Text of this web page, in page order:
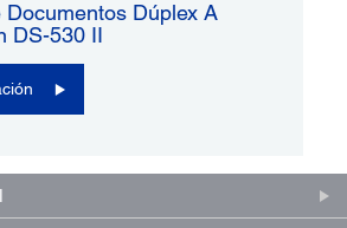
Documentos Dúplex A
DS-530 II